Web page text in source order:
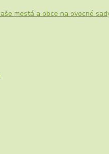
mestá a obce na ovocné